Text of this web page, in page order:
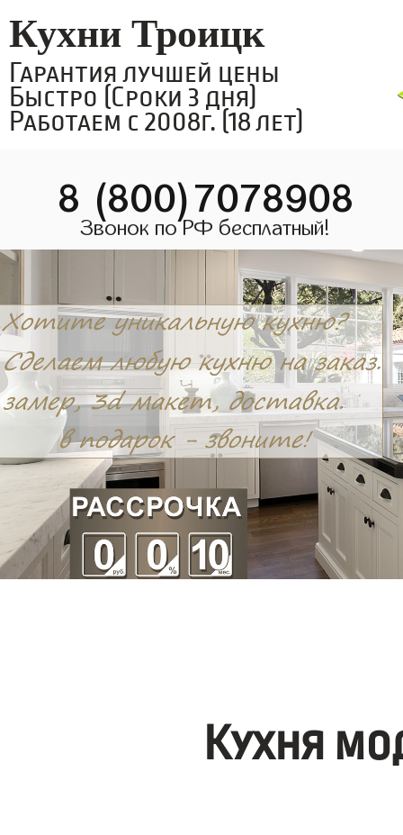
Кухни Троицк
Гарантия лучшей цены
Быстро (Сроки 3 дня)
Работаем с 2008г. (18 лет)
8 (800)7078908
Звонок по РФ бесплатный!
Кухня